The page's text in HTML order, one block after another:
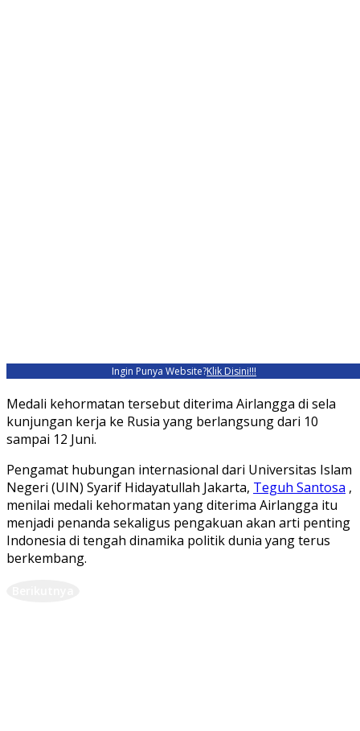
Ingin Punya Website?Klik Disini!!!
Medali kehormatan tersebut diterima Airlangga di sela
kunjungan kerja ke Rusia yang berlangsung dari 10
sampai 12 Juni.
Pengamat hubungan internasional dari Universitas Islam
Negeri (UIN) Syarif Hidayatullah Jakarta, Teguh Santosa ,
menilai medali kehormatan yang diterima Airlangga itu
menjadi penanda sekaligus pengakuan akan arti penting
Indonesia di tengah dinamika politik dunia yang terus
berkembang.